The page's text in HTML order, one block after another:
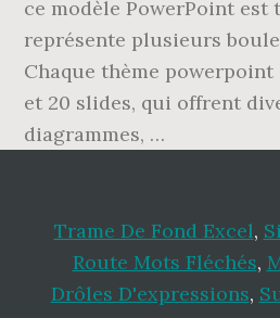
Trame De Fond Excel,
Route Mots Fléchés,
Drôles D'expressions,